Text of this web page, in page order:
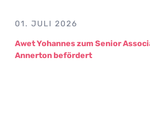
01. JULI 2026
Awet Yohannes zum Senior
Annerton befördert